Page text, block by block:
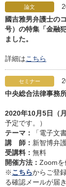
論文
國吉雅男弁護士の
号）の特集「金融
ました。
詳細はこちら
セミナー
中央総合法律事務
2020年10月5日（
予定です。）
テーマ：
「電子文
講 師： 新智博弁
受講料： 無料
開催方法： Zoomを
※こちらからご登
る確認メールが届き